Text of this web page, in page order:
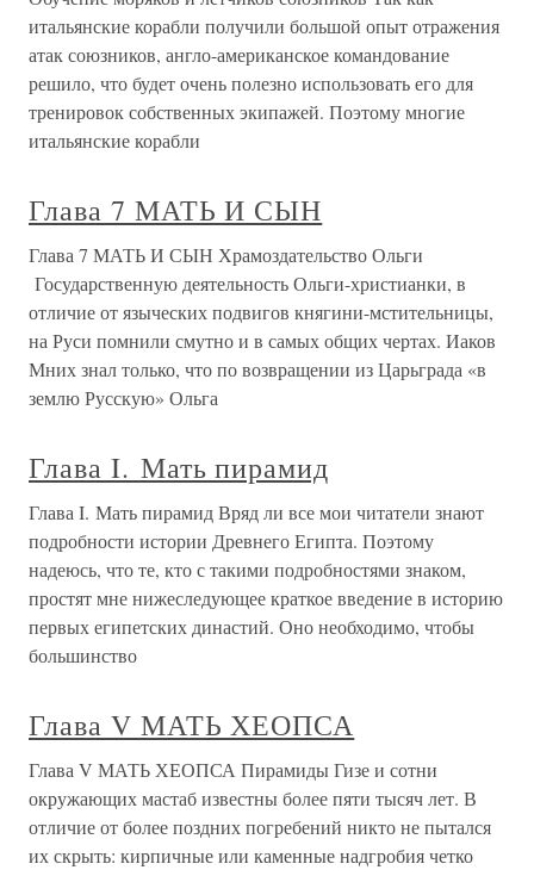
итальянские корабли получили большой опыт отражения
атак союзников, англо-американское командование
решило, что будет очень полезно использовать его для
тренировок собственных экипажей. Поэтому многие
итальянские корабли
Глава 7 МАТЬ И СЫН
Глава 7 МАТЬ И СЫН Храмоздательство Ольги
Государственную деятельность Ольги-христианки, в
отличие от языческих подвигов княгини-мстительницы,
на Руси помнили смутно и в самых общих чертах. Иаков
Мних знал только, что по возвращении из Царьграда «в
землю Русскую» Ольга
Глава I. Мать пирамид
Глава I. Мать пирамид Вряд ли все мои читатели знают
подробности истории Древнего Египта. Поэтому
надеюсь, что те, кто с такими подробностями знаком,
простят мне нижеследующее краткое введение в историю
первых египетских династий. Оно необходимо, чтобы
большинство
Глава V МАТЬ ХЕОПСА
Глава V МАТЬ ХЕОПСА Пирамиды Гизе и сотни
окружающих мастаб известны более пяти тысяч лет. В
отличие от более поздних погребений никто не пытался
их скрыть: кирпичные или каменные надгробия четко